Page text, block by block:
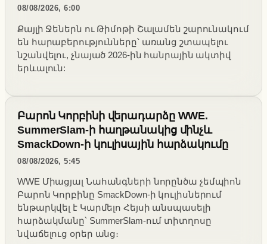
08/08/2026, 6:00
Քայլի Ջեներն ու Թիմոթի Շալամեն շարունակում
են հարաբերությունները՝ առանց շտապելու
նշանվելու, չնայած 2026-ին հանրային ակտիվ
երևալուն:
Բարոն Կորբինի վերադարձը WWE.
SummerSlam-ի հաղթանակից մինչև
SmackDown-ի կուլիսային հարձակումը
08/08/2026, 5:45
WWE Միացյալ Նահանգների նորընծա չեմպիոն
Բարոն Կորբինը SmackDown-ի կուլիսներում
ենթարկվել է Կարմելո Հեյսի անսպասելի
հարձակմանը՝ SummerSlam-ում տիտղոսը
նվաճելուց օրեր անց։